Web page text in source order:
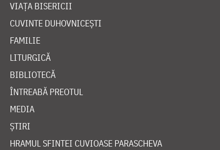
VIAȚA BISERICII
CUVINTE DUHOVNICEȘTI
FAMILIE
LITURGICĂ
BIBLIOTECĂ
ÎNTREABĂ PREOTUL
MEDIA
ȘTIRI
HRAMUL SFINTEI CUVIOASE PARASCHEVA